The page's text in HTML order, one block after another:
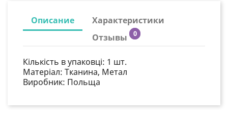
Описание
Характеристики
Отзывы
0
Кількість в упаковці: 1 шт.
Матеріал: Тканина, Метал
Виробник: Польща